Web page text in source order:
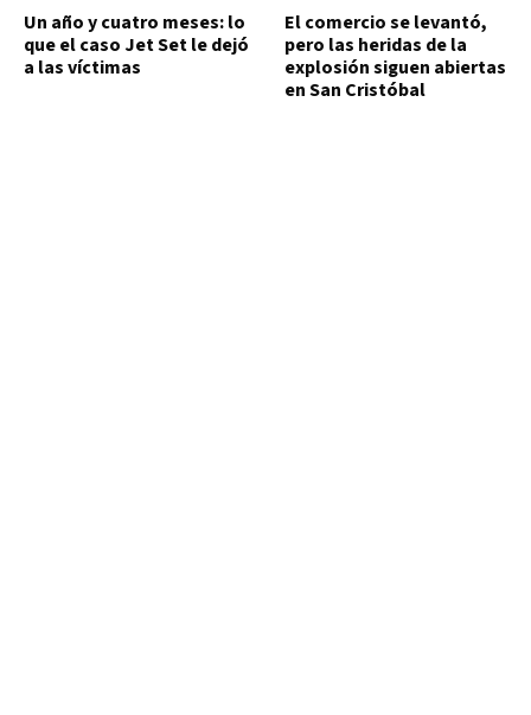
Un año y cuatro meses: lo
que el caso Jet Set le dejó
a las víctimas
El comercio se levantó,
pero las heridas de la
explosión siguen abiertas
en San Cristóbal